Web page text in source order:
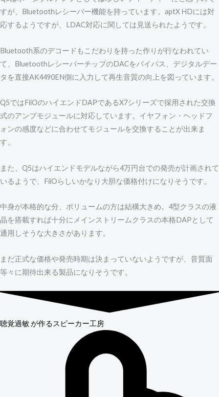
すが、Bluetoothレシーバー機能を持っています。aptX HDには対
応するようですが、LDAC対応に関しては見送られたようです。
Bluetooth系のデコードもこだわりを持った作りが行なわれてい
て、BluetoothレシーバーチップのDACをバイパス、デジタルデー
タを直接AK4490EN側に入力して再生音質の向上を図っています。
Q5ではFiiOのハイエンドDAPであるX7シリーズで採用された交換
式のアンプモジュールに対応しています。イヤフォン・ヘッドフ
ォンの感度などに合わせてモジュールを交換することが出来ま
す。
また、Q5はハイエンドモデルながら4万円台での発売が計画されて
いるようで、FiiOらしいかなり大胆な価格付けになりそうです。
中身が本格的な分、ボリュームの方は結構大きめ。4型クラスの液
晶を搭載すれば十分にメインストリームクラスの本格DAPとして
通用しそうな大きさがあります。
まだ正式な価格や発売時期は決まっていないようですが、音質面
等々に期待出来る製品になりそうです。
聴覚過敏 が作るスピーカー工房